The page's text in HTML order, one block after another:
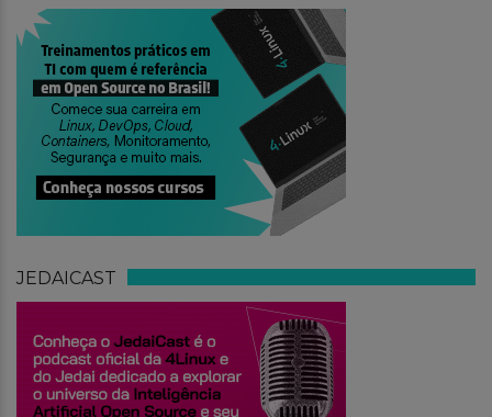
JEDAICAST